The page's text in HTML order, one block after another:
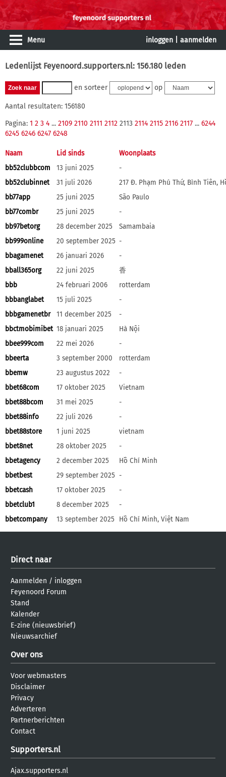
Menu inloggen aanmelden
Ledenlijst Feyenoord.supporters.nl: 156.180 leden
en sorteer op
Aantal resultaten: 156180
Pagina: 1 2 3 4 ... 2109 2110 2111 2112 2113 2114 2115 2116 2117 ... 6244
6245 6246 6247 6248
Naam Lid sinds
Woonplaats
bb52clubbcom
13 juni 2025
-
bb52clubinnet
31 juli 2026
217 Đ. Phạm Phú Thứ, Bình Tiên,
bb77app
25 juni 2025
São Paulo
bb77combr
25 juni 2025
-
bb97betorg
28 december 2025
Samambaia
bb999online
20 september 2025 -
bbagamenet
26 januari 2026
-
bball365org
22 juni 2025
香
bbb
24 februari 2006
rotterdam
bbbanglabet
15 juli 2025
-
bbbgamenetbr
11 december 2025
-
bbctmobimibet 18 januari 2025
Hà Nội
bbee999com
22 mei 2026
-
bbeerta
3 september 2000
rotterdam
bbemw
23 augustus 2022
-
bbet68com
17 oktober 2025
Vietnam
bbet88bcom
31 mei 2025
-
bbet88info
22 juli 2026
-
bbet88store
1 juni 2025
vietnam
bbet8net
28 oktober 2025
-
bbetagency
2 december 2025
Hồ Chí Minh
bbetbest
29 september 2025 -
bbetcash
17 oktober 2025
-
bbetclub1
8 december 2025
-
bbetcompany
13 september 2025 Hồ Chí Minh, Việt Nam
Direct naar
Aanmelden / inloggen
Feyenoord Forum
Stand
Kalender
E-zine (nieuwsbrief)
Nieuwsarchief
Over ons
Voor webmasters
Disclaimer
Privacy
Adverteren
Partnerberichten
Contact
Supporters.nl
Ajax.supporters.nl